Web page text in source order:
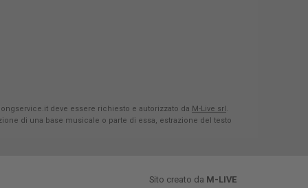
deve essere richiesto e autorizzato da M-Live srl.
di una base musicale o parte di essa, estrazione del testo
Sito creato da M-LIVE